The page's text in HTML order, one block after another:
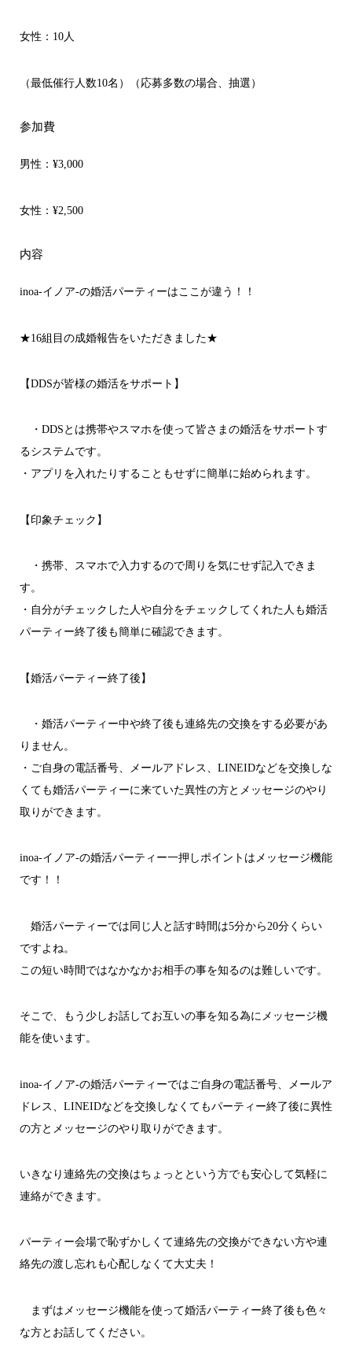
女性：10人
（最低催行人数10名）（応募多数の場合、抽選）
参加費
男性： ¥3,000
女性： ¥2,500
内容
inoa-イノア-の婚活パーティーはここが違う！！
★16組目の成婚報告をいただきました★
【DDSが皆様の婚活をサポート】
・DDSとは携帯やスマホを使って皆さまの婚活をサポートす
るシステムです。
・アプリを入れたりすることもせずに簡単に始められます。
【印象チェック】
・携帯、スマホで入力するので周りを気にせず記入できま
す。
・自分がチェックした人や自分をチェックしてくれた人も婚活
パーティー終了後も簡単に確認できます。
【婚活パーティー終了後】
・婚活パーティー中や終了後も連絡先の交換をする必要があ
りません。
・ご自身の電話番号、メールアドレス、LINEIDなどを交換しな
くても婚活パーティーに来ていた異性の方とメッセージのやり
取りができます。
inoa-イノア-の婚活パーティー一押しポイントはメッセージ機能
です！！
婚活パーティーでは同じ人と話す時間は5分から20分くらい
ですよね。
この短い時間ではなかなかお相手の事を知るのは難しいです。
そこで、もう少しお話してお互いの事を知る為にメッセージ機
能を使います。
inoa-イノア-の婚活パーティーではご自身の電話番号、メールア
ドレス、LINEIDなどを交換しなくてもパーティー終了後に異性
の方とメッセージのやり取りができます。
いきなり連絡先の交換はちょっとという方でも安心して気軽に
連絡ができます。
パーティー会場で恥ずかしくて連絡先の交換ができない方や連
絡先の渡し忘れも心配しなくて大丈夫！
まずはメッセージ機能を使って婚活パーティー終了後も色々
な方とお話してください。